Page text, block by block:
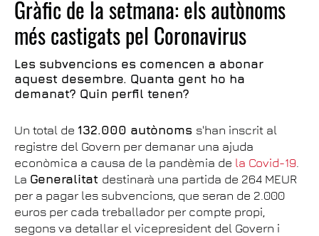
Gràfic de la setmana: els autònoms
més castigats pel Coronavirus
Les subvencions es comencen a abonar
aquest desembre. Quanta gent ho ha
demanat? Quin perfil tenen?
Un total de 132.000 autònoms s'han inscrit al
registre del Govern per demanar una ajuda
econòmica a causa de la pandèmia de la Covid-19.
La Generalitat destinarà una partida de 264 MEUR
per a pagar les subvencions, que seran de 2.000
euros per cada treballador per compte propi,
segons va detallar el vicepresident del Govern i